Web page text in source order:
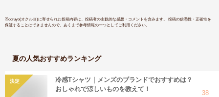
※ocruyo(オクルヨ)に寄せられた投稿内容は、投稿者の主観的な感想・コメントを含みます。 投稿の信憑性・正確性を
保証することはできませんので、あくまで参考情報の一つとしてご利用ください。
夏の人気おすすめランキング
決定
冷感Tシャツ｜メンズのブランドでおすすめは？
おしゃれで涼しいものを教えて！
38